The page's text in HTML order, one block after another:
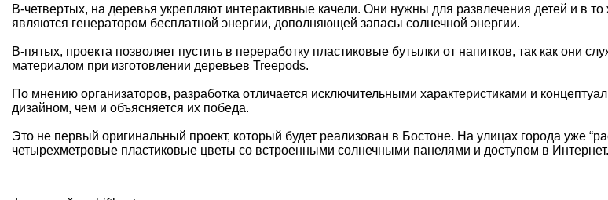
В-четвертых, на деревья укрепляют интерактивные качели. Они нужны для развлечения детей и в
являются генератором бесплатной энергии, дополняющей запасы солнечной энергии.
В-пятых, проекта позволяет пустить в переработку пластиковые бутылки от напитков, так как они
материалом при изготовлении деревьев Treepods.
По мнению организаторов, разработка отличается исключительными характеристиками и
дизайном, чем и объясняется их победа.
Это не первый оригинальный проект, который будет реализован в Бостоне. На улицах города уже
четырехметровые пластиковые цветы со встроенными солнечными панелями и доступом в Интернет.